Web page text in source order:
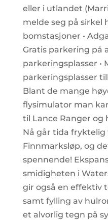
eller i utlandet
melde seg på sirkel
bomstasjoner •
Gratis parkering på
parkeringsplasser •
parkeringsplasser
Blant de mange
flysimulator man
til Lance Ranger og
Nå går tida
Finnmarksløp, og
spennende!
smidigheten i
gir også en effektiv
samt fylling av
et alvorlig tegn på